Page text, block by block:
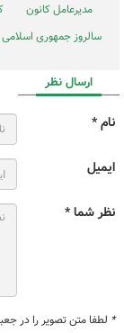
مدیرعامل کانون
سالروز جمهوری اسلامی
ارسال نظر
نام *
ایمیل
نظر شما *
* لطفا متن تصویر را در